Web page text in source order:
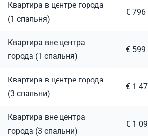
Квартира в центре города
(1 спальня)
€ 796
Квартира вне центра
города (1 спальня)
€ 599
Квартира в центре города
(3 спальни)
€ 1
Квартира вне центра
города (3 спальни)
€ 1